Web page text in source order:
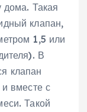
дома. Такая
клапан,
1,5 или
В
клапан
и вместе с
Такой